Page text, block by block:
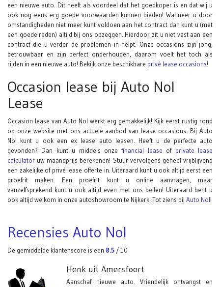
een nieuwe auto. Dit heeft als voordeel dat het goedkoper is en dat wij u
ook nog eens erg goede voorwaarden kunnen bieden! Wanneer u door
omstandigheden niet meer kunt voldoen aan het contract dan kunt u (met
een goede reden) altijd bij ons opzeggen. Hierdoor zit u niet vast aan een
contract die u verder de problemen in helpt. Onze occasions zijn jong,
betrouwbaar en zijn perfect onderhouden, daarom voelt het toch als
rijden in een nieuwe auto! Bekijk onze beschikbare privé lease occasions!
Occasion lease bij Auto Nol
Lease
Occasion lease van Auto Nol werkt erg gemakkelijk! Kijk eerst rustig rond
op onze website met ons actuele aanbod van lease occasions. Bij Auto
Nol kunt u ook een ex lease auto leasen. Heeft u de perfecte auto
gevonden? Dan kunt u middels onzefinancial lease of private lease
calculator uw maandprijs berekenen! Stuur vervolgens geheel vrijblijvend
een zakelijke of privé lease offerte in. Uiteraard kunt u ook altijd eerst een
proefrit maken. Een proefrit kunt u online aanvragen, maar
vanzelfsprekend kunt u ook altijd even met ons bellen! Uiteraard bent u
ook altijd welkom in onze autoshowroom te Nijkerk! Tot ziens bij Auto Nol!
Recensies Auto Nol
De gemiddelde klantenscore is een 8.5 /10
Henk uit Amersfoort
Aanschaf nieuwe auto. Vriendelijk ontvangst en